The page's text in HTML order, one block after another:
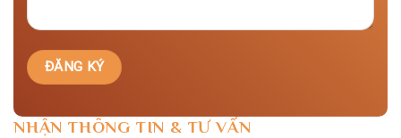
NHẬN THÔNG TIN & TƯ VẤN